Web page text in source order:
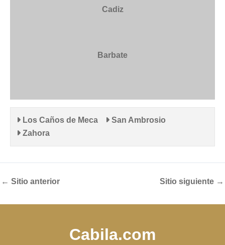
Cadiz
Barbate
Los Caños de Meca
San Ambrosio
Zahora
← Sitio anterior Sitio siguiente →
Cabila.com